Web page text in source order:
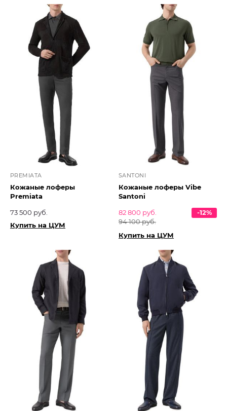
PREMIATA
Кожаные лоферы
Premiata
73 500 руб.
Купить на ЦУМ
SANTONI
Кожаные лоферы Vibe
Santoni
82 800 руб.
94 100 руб.
-12%
Купить на ЦУМ